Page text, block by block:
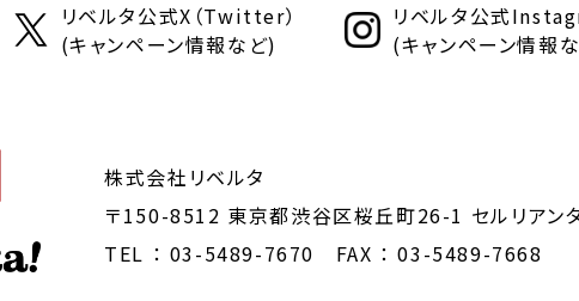
リベルタ公式X（Twitter）
(キャンペーン情報など)
リベルタ公式
(キャンペーン情報
株式会社リベルタ
〒150-8512 東京都渋谷区桜丘町26-1 セルリアン
TEL ： 03-5489-7670 FAX ： 03-5489-7668